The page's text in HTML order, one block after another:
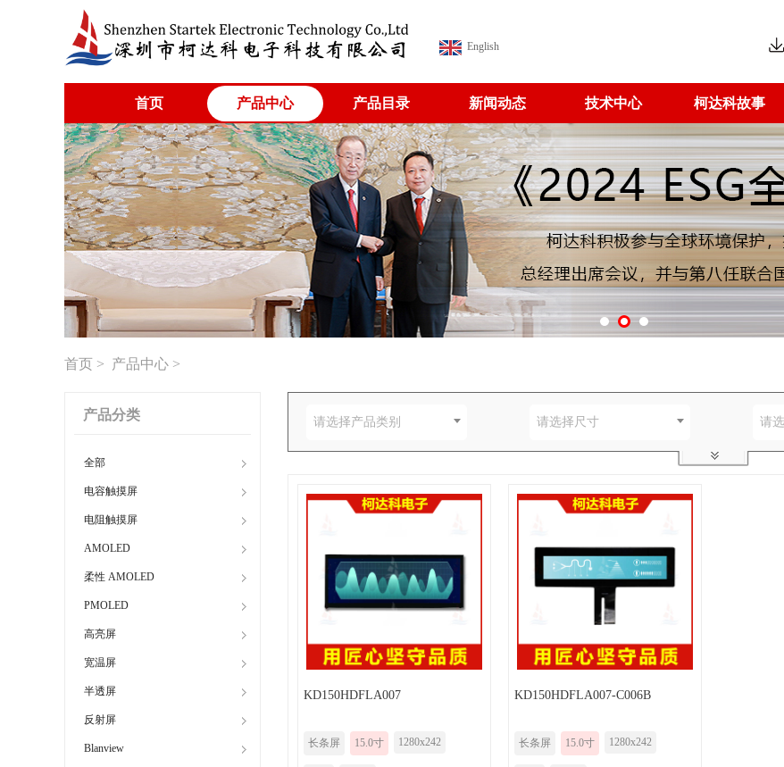
English
首页 产品中心 产品目录 新闻动态 技术中心 柯达科故事
首页 > 产品中心 >
产品分类
全部
电容触摸屏
电阻触摸屏
AMOLED
柔性 AMOLED
PMOLED
高亮屏
宽温屏
半透屏
反射屏
Blanview
请选择产品类别 请选择尺寸 请
KD150HDFLA007
长条屏 15.0寸 1280x242
KD150HDFLA007-C006B
长条屏 15.0寸 1280x242